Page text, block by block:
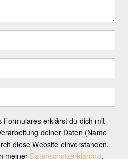
Formulares erklärst du dich mit
deiner Daten (Name
diese Website einverstanden.
meiner Datenschutzerklärung.